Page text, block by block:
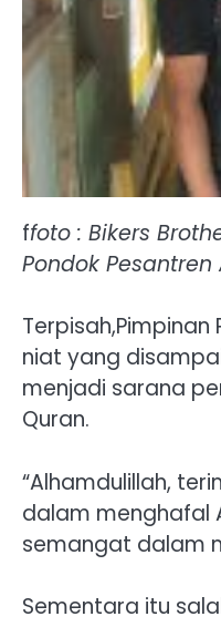
ffoto : Bikers
Pondok Pesantren
niat yang
menjadi sarana
Quran.
“Alhamdulillah,
dalam menghafal
semangat dalam
Sementara itu